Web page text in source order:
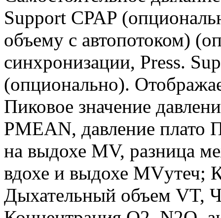
Support CPAP
объему с автопотоком)
синхронизации, Press.
(опционально).
Пиковое значение
PMEAN, давление
на выдохе MV, разница
вдохе и выдохе MVутеч;
Дыхательный объем VT,